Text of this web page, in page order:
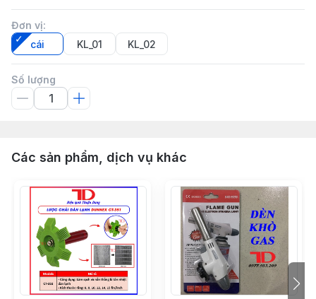
Đơn vị:
cái
KL_01 KL_02
Số lượng
Các sản phẩm, dịch vụ khác